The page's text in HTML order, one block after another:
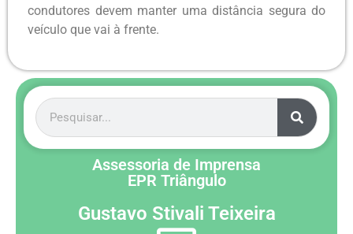
Assessoria de Imprensa
EPR Triângulo
Gustavo Stivali Teixeira
condutores devem manter uma distância segura do
veículo que vai à frente.